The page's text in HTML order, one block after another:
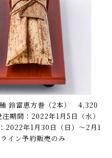
鈴富恵方巻（2本） 4,320
期間：2022年1月5日（水）
2022年1月30日（日）～2月1
イン予約販売のみ